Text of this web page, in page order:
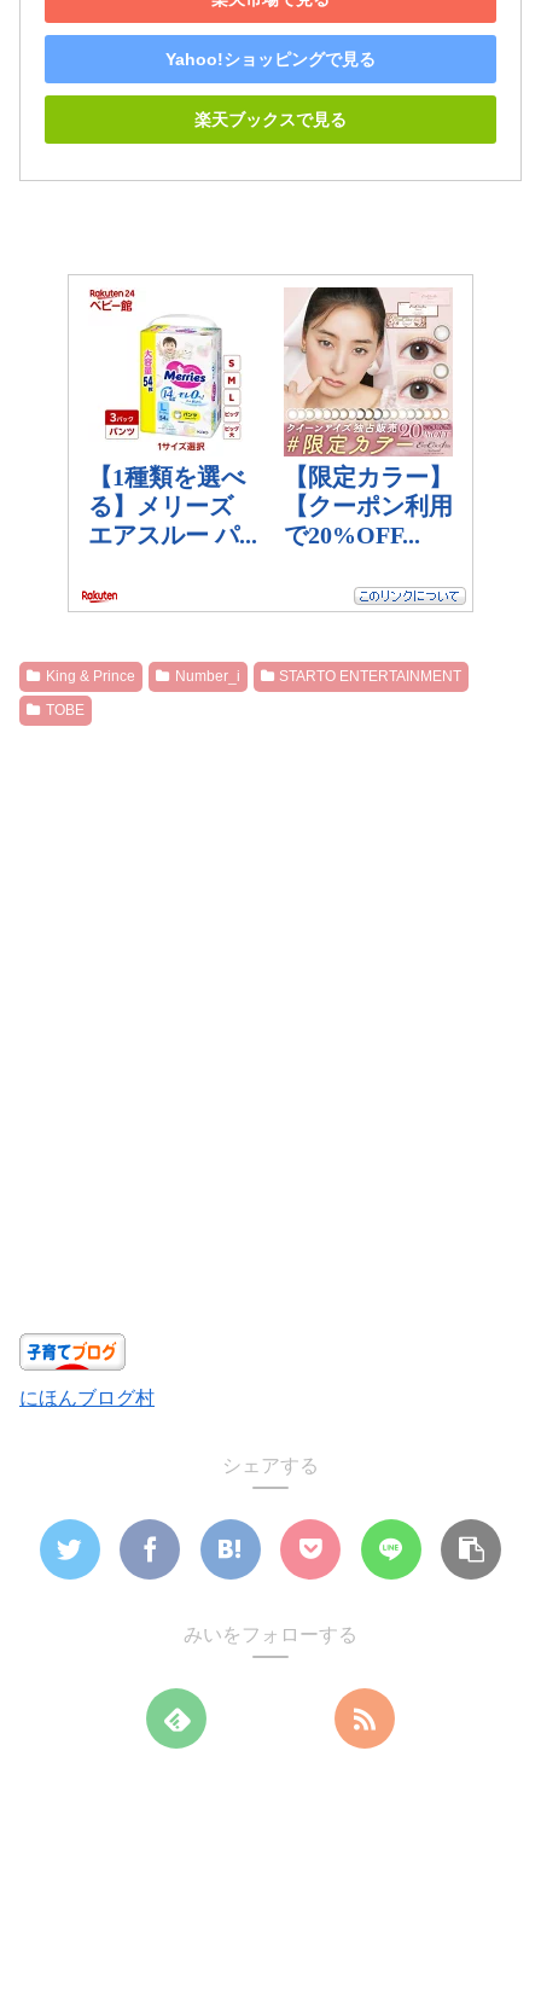
Yahoo!ショッピングで見る
楽天ブックスで見る
King & Prince Number_i
STARTO ENTERTAINMENT
TOBE
にほんブログ村
シェアする
みいをフォローする